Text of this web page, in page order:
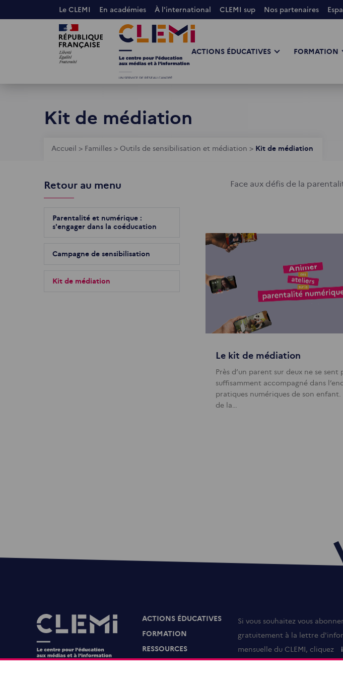
au
Le CLEMI En académies À l'international CLEMI sup Nos partenaires
Images Images
ACTIONS ÉDUCATIVES FORMATION
Kit de médiation
Fil
Accueil > Familles > Outils de sensibilisation et médiation > Kit de médiation
Face aux défis de la
Le kit de médiation
Près d’un parent sur deux ne se sent
suffisamment accompagné dans
pratiques numériques de son enfant.
de la…
Retour au menu
Parentalité et numérique :
s'engager dans la coéducation
Campagne de sensibilisation
Kit de médiation
Images
ACTIONS ÉDUCATIVES
FORMATION
RESSOURCES
Si vous souhaitez vous abonner
gratuitement à la lettre
mensuelle du CLEMI, cliquez